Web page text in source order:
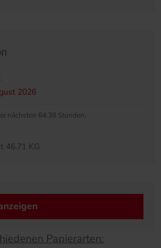
2026
nächsten 64:38 Stunden.
46.71 KG
Papierarten: